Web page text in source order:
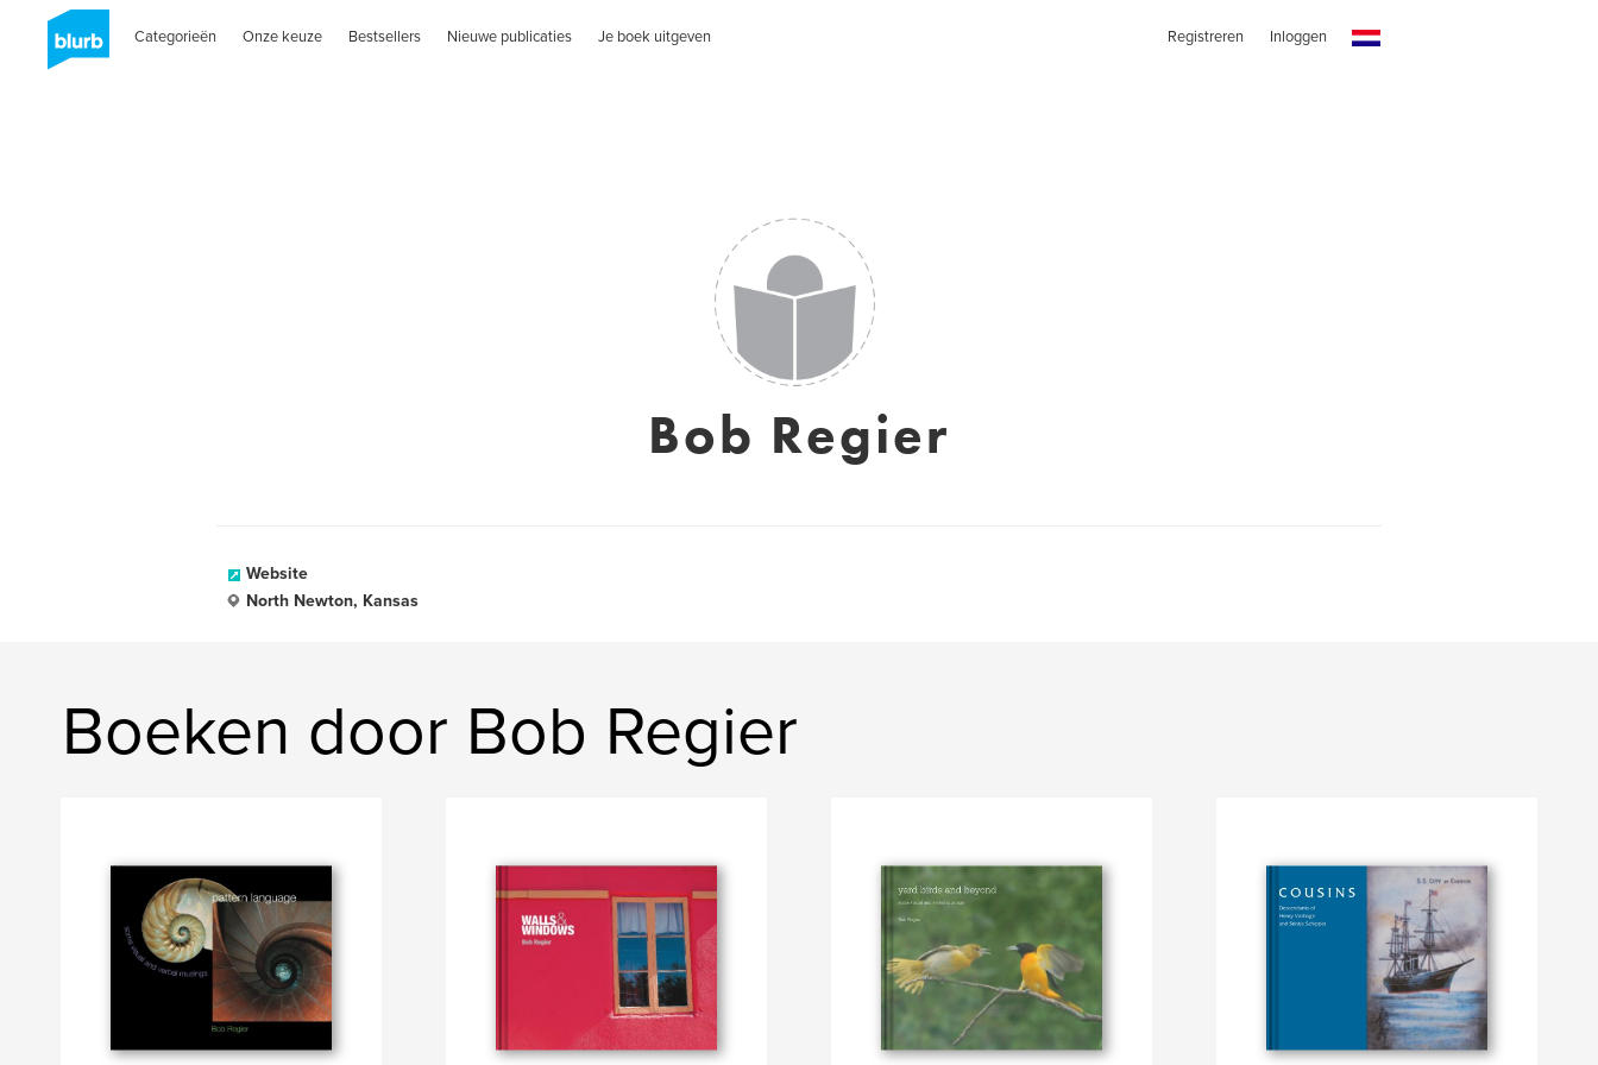
Categorieën Onze keuze Bestsellers Nieuwe publicaties Je boek uitgeven Registreren Inloggen
Bob Regier
Website
North Newton, Kansas
Boeken door Bob Regier